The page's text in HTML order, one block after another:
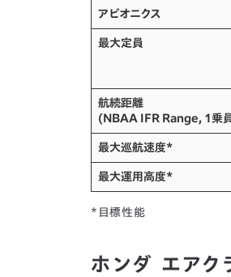
アビオニクス
最大定員
航続距離
(NBAA IFR Range, 1乗
最大巡航速度*
最大運用高度*
*目標性能
ホンダ エア